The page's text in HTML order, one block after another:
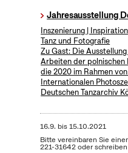
Jahresausstellung
Inszenierung | Inspiration
Tanz und Fotografie
Zu Gast: Die
Arbeiten der polnischen
die 2020 im Rahmen
Internationalen
Deutschen Tanzarchiv
16.9. bis15.10.2021
Bitte vereinbaren Sie
221-31642 oder